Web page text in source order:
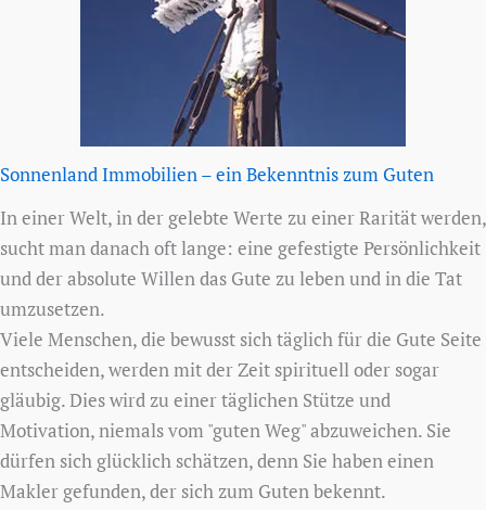
Sonnenland Immobilien – ein Bekenntnis zum Guten
In einer Welt, in der gelebte Werte zu einer Rarität werden,
sucht man danach oft lange: eine gefestigte Persönlichkeit
und der absolute Willen das Gute zu leben und in die Tat
umzusetzen.
Viele Menschen, die bewusst sich täglich für die Gute Seite
entscheiden, werden mit der Zeit spirituell oder sogar
gläubig. Dies wird zu einer täglichen Stütze und
Motivation, niemals vom "guten Weg" abzuweichen. Sie
dürfen sich glücklich schätzen, denn Sie haben einen
Makler gefunden, der sich zum Guten bekennt.